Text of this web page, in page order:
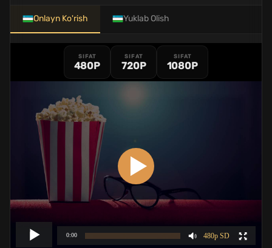
Onlayn Ko'rish Yuklab Olish
SIFAT
480P
SIFAT
720P
SIFAT
1080P